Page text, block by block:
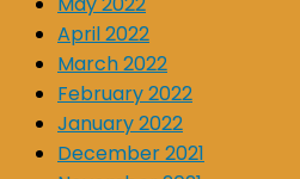
April 2022
March 2022
February 2022
January 2022
December 2021